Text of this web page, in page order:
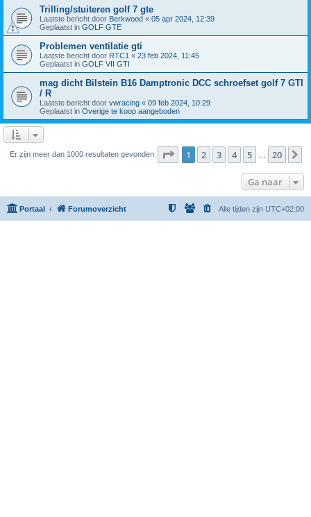
Trilling/stuiteren golf 7 gte
Laatste bericht door Berkwood « 05 apr 2024, 12:39
Geplaatst in GOLF GTE
Problemen ventilatie gti
Laatste bericht door RTC1 « 23 feb 2024, 11:45
Geplaatst in GOLF VII GTI
mag dicht Bilstein B16 Damptronic DCC schroefset golf 7 GTI
/ R
Laatste bericht door vwracing « 09 feb 2024, 10:29
Geplaatst in Overige te koop aangeboden
Er zijn meer dan 1000 resultaten gevonden Pagina van 20
1 2 3 4 5 20
Ga naar
Portaal Forumoverzicht Alle tijden zijn UTC+02:00